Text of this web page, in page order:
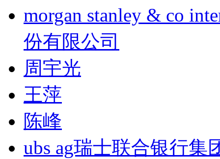
morgan stanley & co
份有限公司
周宇光
王萍
陈峰
ubs ag瑞士联合银行集